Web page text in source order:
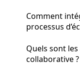
Comment
processus
Quels sont
collaborative ?